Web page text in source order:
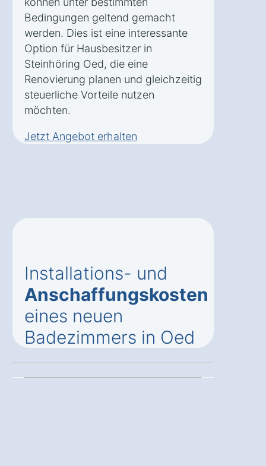
Bedingungen geltend gemacht
werden. Dies ist eine interessante
Option für Hausbesitzer in
Steinhöring Oed, die eine
Renovierung planen und gleichzeitig
steuerliche Vorteile nutzen
möchten.
Jetzt Angebot erhalten
Installations- und
Anschaffungskosten
eines neuen
Badezimmers in Oed